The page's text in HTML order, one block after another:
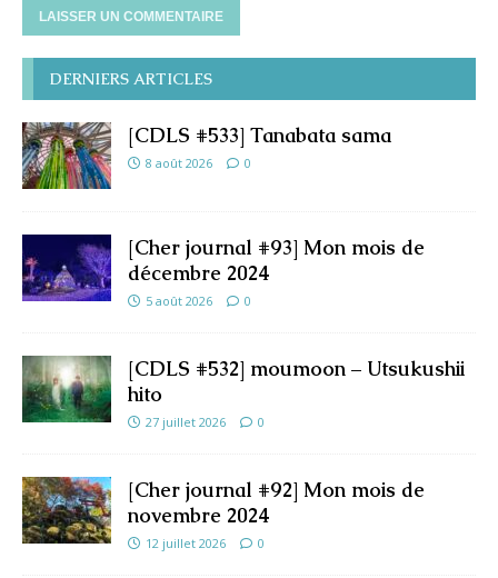
DERNIERS ARTICLES
[CDLS #533] Tanabata sama
8 août 2026 0
[Cher journal #93] Mon mois de
décembre 2024
5 août 2026 0
[CDLS #532] moumoon – Utsukushii
hito
27 juillet 2026 0
[Cher journal #92] Mon mois de
novembre 2024
12 juillet 2026 0